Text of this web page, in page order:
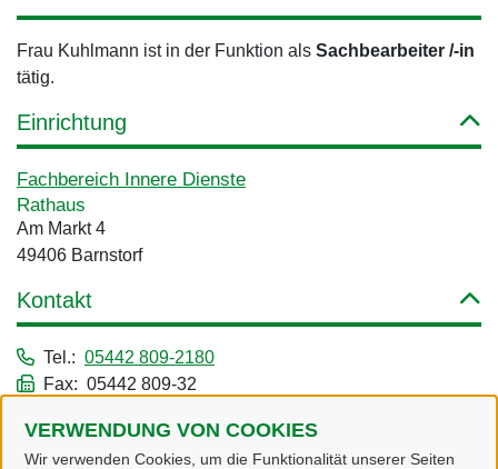
VERWENDUNG VON COOKIES
Wir verwenden Cookies, um die Funktionalität unserer Seiten
Frau Kuhlmann ist in der Funktion als Sachbearbeiter /-in
tätig.
Einrichtung
Fachbereich Innere Dienste
Rathaus
Am Markt 4
49406 Barnstorf
Kontakt
Tel.: 05442 809-2180
Fax: 05442 809-32
Dienstleistungen